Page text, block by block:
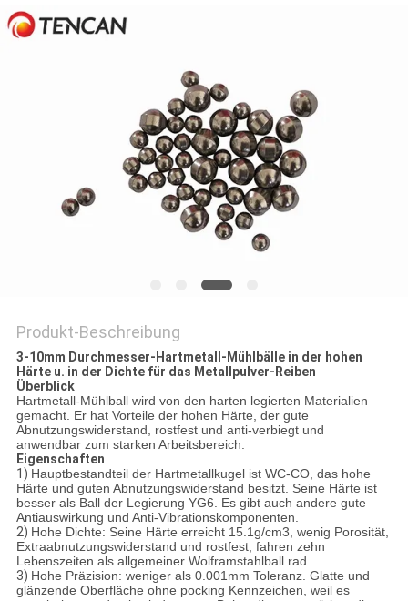
FORDERN
SIE EIN
DATENSCHUTZRICHTLINIE
Produkt-Beschreibung
3-10mm Durchmesser-Hartmetall-Mühlbälle in der hohen
Härte u. in der Dichte für das Metallpulver-Reiben
Überblick
Hartmetall-Mühlball wird von den harten legierten Materialien
gemacht. Er hat Vorteile der hohen Härte, der gute
Abnutzungswiderstand, rostfest und anti-verbiegt und
anwendbar zum starken Arbeitsbereich.
Eigenschaften
1) Hauptbestandteil der Hartmetallkugel ist WC-CO, das hohe
Härte und guten Abnutzungswiderstand besitzt. Seine Härte ist
besser als Ball der Legierung YG6. Es gibt auch andere gute
Antiauswirkung und Anti-Vibrationskomponenten.
2) Hohe Dichte: Seine Härte erreicht 15.1g/cm3, wenig Porosität,
Extraabnutzungswiderstand und rostfest, fahren zehn
Lebenszeiten als allgemeiner Wolframstahlball rad.
3) Hohe Präzision: weniger als 0.001mm Toleranz. Glatte und
glänzende Oberfläche ohne pocking Kennzeichen, weil es